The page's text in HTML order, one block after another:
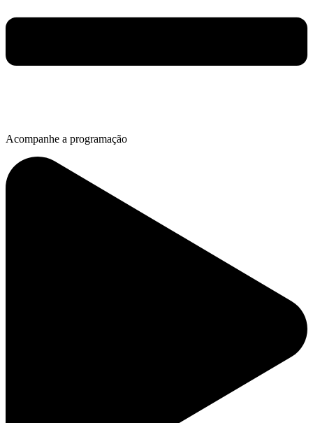
Acompanhe a programação